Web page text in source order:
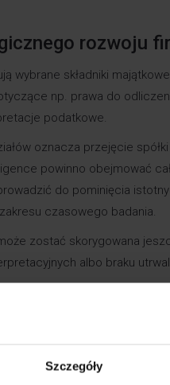
Szczegóły
rozwoju
wybrane składniki
np. prawa do
podatkowe.
oznacza przejęcie
powinno obejmować
do pominięcia
czasowego badania.
zostać skorygowana
albo braku
powiązanymi,
podatkowa wymaga
uzasadnienie już na